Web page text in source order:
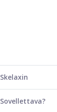
Skelaxin
Sovellettava?